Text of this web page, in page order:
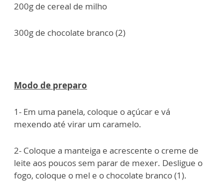
200g de cereal de milho
300g de chocolate branco (2)
Modo de preparo
1- Em uma panela, coloque o açúcar e vá
mexendo até virar um caramelo.
2- Coloque a manteiga e acrescente o creme de
leite aos poucos sem parar de mexer. Desligue o
fogo, coloque o mel e o chocolate branco (1).